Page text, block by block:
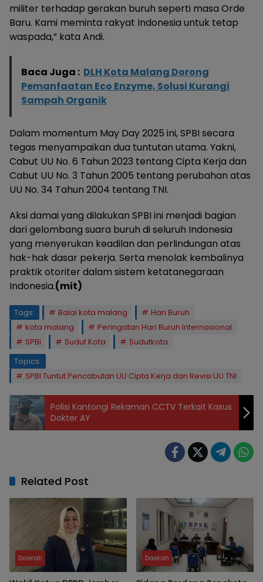
militer terhadap gerakan buruh seperti masa Orde
Baru. Kami meminta rakyat Indonesia untuk tetap
waspada,” kata Andi.
Baca Juga : DLH Kota Malang Dorong
Pemanfaatan Eco Enzyme, Solusi Kurangi
Sampah Organik
Dalam momentum May Day 2025 ini, SPBI secara
tegas menyampaikan dua tuntutan utama. Yakni,
Cabut UU No. 6 Tahun 2023 tentang Cipta Kerja dan
Cabut UU No. 3 Tahun 2005 tentang perubahan atas
UU No. 34 Tahun 2004 tentang TNI.
Aksi damai yang dilakukan SPBI ini menjadi bagian
dari gelombang suara buruh di seluruh Indonesia
yang menyerukan keadilan dan perlindungan atas
hak-hak dasar pekerja. Serta menolak kembalinya
praktik otoriter dalam sistem ketatanegaraan
Indonesia.(mit)
Tags: Balai kota malang
Hari Buruh
kota malang
Peringatan Hari Buruh Internasional
SPBI
Sudut Kota
Sudutkota
Topics:
SPBI Tuntut Pencabutan UU Cipta Kerja dan Revisi UU TNI
Polisi Kantongi Rekaman CCTV Terkait Kasus
Dokter AY
Related Post
Daerah Daerah